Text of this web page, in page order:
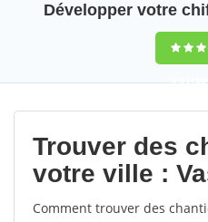
Développer votre
9,5
Trouver des
votre ville :
Comment trouver des